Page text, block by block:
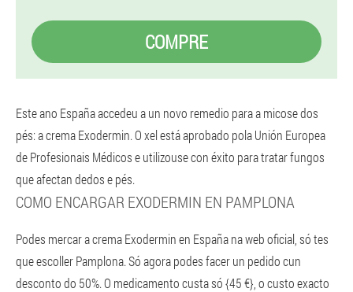
COMPRE
Este ano España accedeu a un novo remedio para a micose dos
pés: a crema Exodermin. O xel está aprobado pola Unión Europea
de Profesionais Médicos e utilizouse con éxito para tratar fungos
que afectan dedos e pés.
COMO ENCARGAR EXODERMIN EN PAMPLONA
Podes mercar a crema Exodermin en España na web oficial, só tes
que escoller Pamplona. Só agora podes facer un pedido cun
desconto do 50%. O medicamento custa só {45 €}, o custo exacto